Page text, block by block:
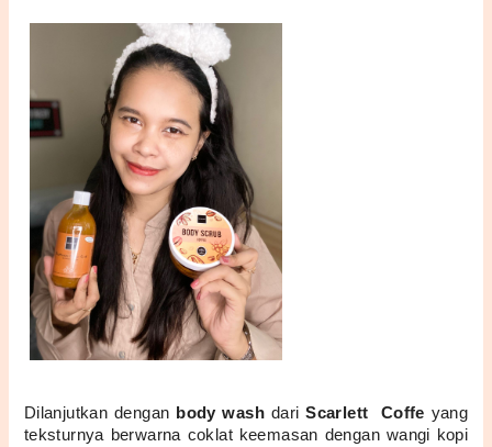
Dilanjutkan dengan body wash dari Scarlett  Coffe yang
teksturnya berwarna coklat keemasan dengan wangi kopi